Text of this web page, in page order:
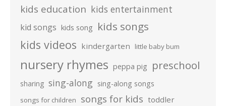
kids education kids entertainment
kid songs kids song kids songs
kids videos kindergarten little baby bum
nursery rhymes peppa pig preschool
sharing sing-along sing-along songs
songs for children songs for kids toddler